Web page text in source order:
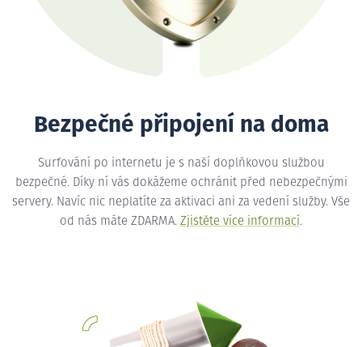
Bezpečné připojení na doma
Surfování po internetu je s naší doplňkovou službou
bezpečné. Díky ní vás dokážeme ochránit před nebezpečnými
servery. Navíc nic neplatíte za aktivaci ani za vedení služby. Vše
od nás máte ZDARMA. Zjistěte více informací.